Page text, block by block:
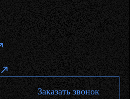
Заказать звонок